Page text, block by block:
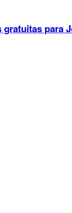
gratuitas para